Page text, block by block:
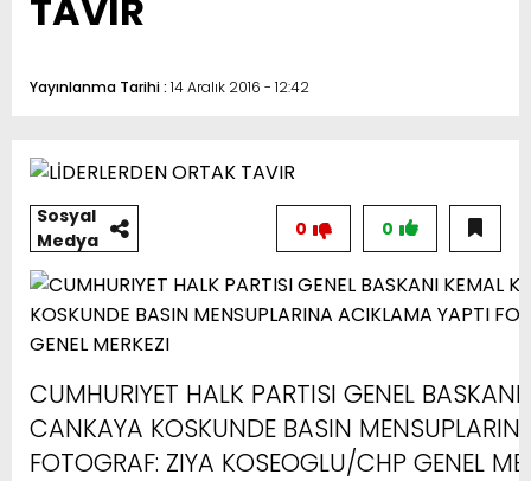
TAVIR
Yayınlanma Tarihi : 14 Aralık 2016 - 12:42
Sosyal
Medya
0
0
CUMHURIYET HALK PARTISI GENEL
CANKAYA KOSKUNDE BASIN
FOTOGRAF: ZIYA KOSEOGLU/CHP GENEL